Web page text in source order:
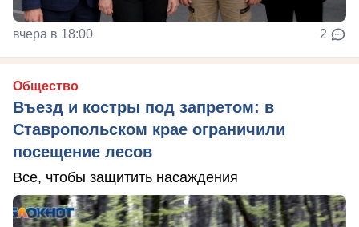
вчера в 18:00 2
Общество
Въезд и костры под запретом: в
Ставропольском крае ограничили
посещение лесов
Все, чтобы защитить насаждения